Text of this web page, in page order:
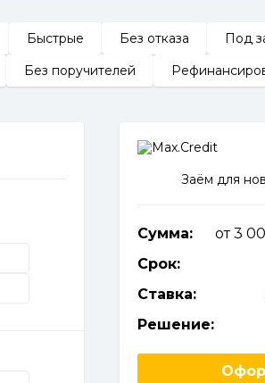
Быстрые Без отказа Под
Без поручителей
Заём для
Сумма:
от 3
Срок:
Ставка:
Решение: